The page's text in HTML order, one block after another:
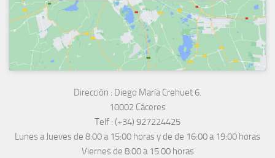
Dirección : Diego María Crehuet 6.
10002 Cáceres
Telf : (+34) 927224425
Lunes a Jueves de 8:00 a 15:00 horas y de de 16:00 a 19:00 horas
Viernes de 8:00 a 15:00 horas